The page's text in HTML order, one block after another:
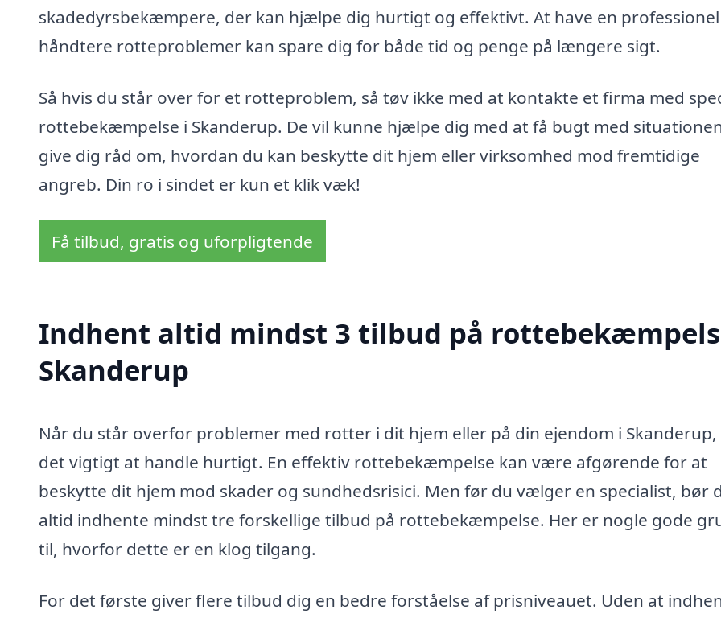
skadedyrsbekæmpere, der kan hjælpe dig hurtigt og effektivt. At have en
håndtere rotteproblemer kan spare dig for både tid og penge på længere sigt.
Så hvis du står over for et rotteproblem, så tøv ikke med at kontakte et firma med
rottebekæmpelse i Skanderup. De vil kunne hjælpe dig med at få bugt med
give dig råd om, hvordan du kan beskytte dit hjem eller virksomhed mod fremtidige
angreb. Din ro i sindet er kun et klik væk!
Få tilbud, gratis og uforpligtende
Indhent altid mindst 3 tilbud på
Skanderup
Når du står overfor problemer med rotter i dit hjem eller på din ejendom i
det vigtigt at handle hurtigt. En effektiv rottebekæmpelse kan være afgørende for at
beskytte dit hjem mod skader og sundhedsrisici. Men før du vælger en specialist, bør
altid indhente mindst tre forskellige tilbud på rottebekæmpelse. Her er nogle gode
til, hvorfor dette er en klog tilgang.
For det første giver flere tilbud dig en bedre forståelse af prisniveauet. Uden at